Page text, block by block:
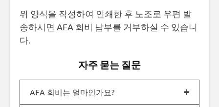
위 양식을 작성하여 인쇄한 후 노조로 우편 발
송하시면 AEA 회비 납부를 거부하실 수 있습니
다.
자주 묻는 질문
AEA 회비는 얼마인가요?